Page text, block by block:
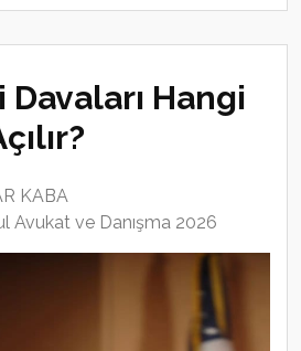
Hangi
KABA
Avukat ve Danışma 2026